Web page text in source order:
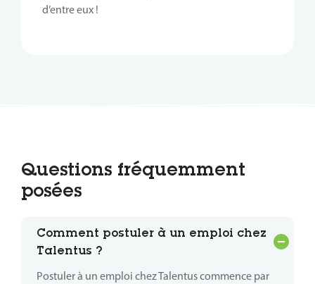
d’entre eux !
Questions fréquemment
posées
Comment postuler à un emploi chez
Talentus ?
Postuler à un emploi chez Talentus commence par